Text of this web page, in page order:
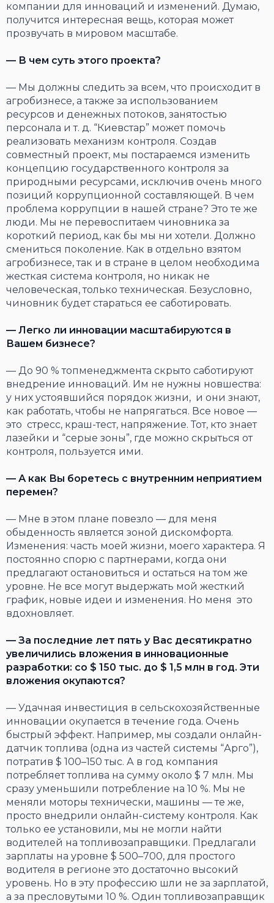
компании для инноваций и изменений. Думаю,
получится интересная вещь, которая может
прозвучать в мировом масштабе.
— В чем суть этого проекта?
— Мы должны следить за всем, что происходит в
агробизнесе, а также за использованием
ресурсов и денежных потоков, занятостью
персонала и т. д. “Киевстар” может помочь
реализовать механизм контроля. Создав
совместный проект, мы постараемся изменить
концепцию государственного контроля за
природными ресурсами, исключив очень много
позиций коррупционной составляющей. В чем
проблема коррупции в нашей стране? Это те же
люди. Мы не перевоспитаем чиновника за
короткий период, как бы мы ни хотели. Должно
смениться поколение. Как в отдельно взятом
агробизнесе, так и в стране в целом необходима
жесткая система контроля, но никак не
человеческая, только техническая. Безусловно,
чиновник будет стараться ее саботировать.
— Легко ли инновации масштабируются в
Вашем бизнесе?
— До 90 % топменеджмента скрыто саботируют
внедрение инноваций. Им не нужны новшества:
у них устоявшийся порядок жизни, и они знают,
как работать, чтобы не напрягаться. Все новое —
это стресс, краш-тест, напряжение. Тот, кто знает
лазейки и “серые зоны”, где можно скрыться от
контроля, пользуется ими.
— А как Вы боретесь с внутренним неприятием
перемен?
— Мне в этом плане повезло — для меня
обыденность является зоной дискомфорта.
Изменения: часть моей жизни, моего характера. Я
постоянно спорю с партнерами, когда они
предлагают остановиться и остаться на том же
уровне. Не все могут выдержать мой жесткий
график, новые идеи и изменения. Но меня это
вдохновляет.
— За последние лет пять у Вас десятикратно
увеличились вложения в инновационные
разработки: со $ 150 тыс. до $ 1,5 млн в год. Эти
вложения окупаются?
— Удачная инвестиция в сельскохозяйственные
инновации окупается в течение года. Очень
быстрый эффект. Например, мы создали онлайн-
датчик топлива (одна из частей системы “Арго”),
потратив $ 100–150 тыс. А в год компания
потребляет топлива на сумму около $ 7 млн. Мы
сразу уменьшили потребление на 10 %. Мы не
меняли моторы технически, машины — те же,
просто внедрили онлайн-систему контроля. Как
только ее установили, мы не могли найти
водителей на топливозаправщики. Предлагали
зарплаты на уровне $ 500–700, для простого
водителя в регионе это достаточно высокий
уровень. Но в эту профессию шли не за зарплатой,
а за пресловутыми 10 %. Один топливозаправщик